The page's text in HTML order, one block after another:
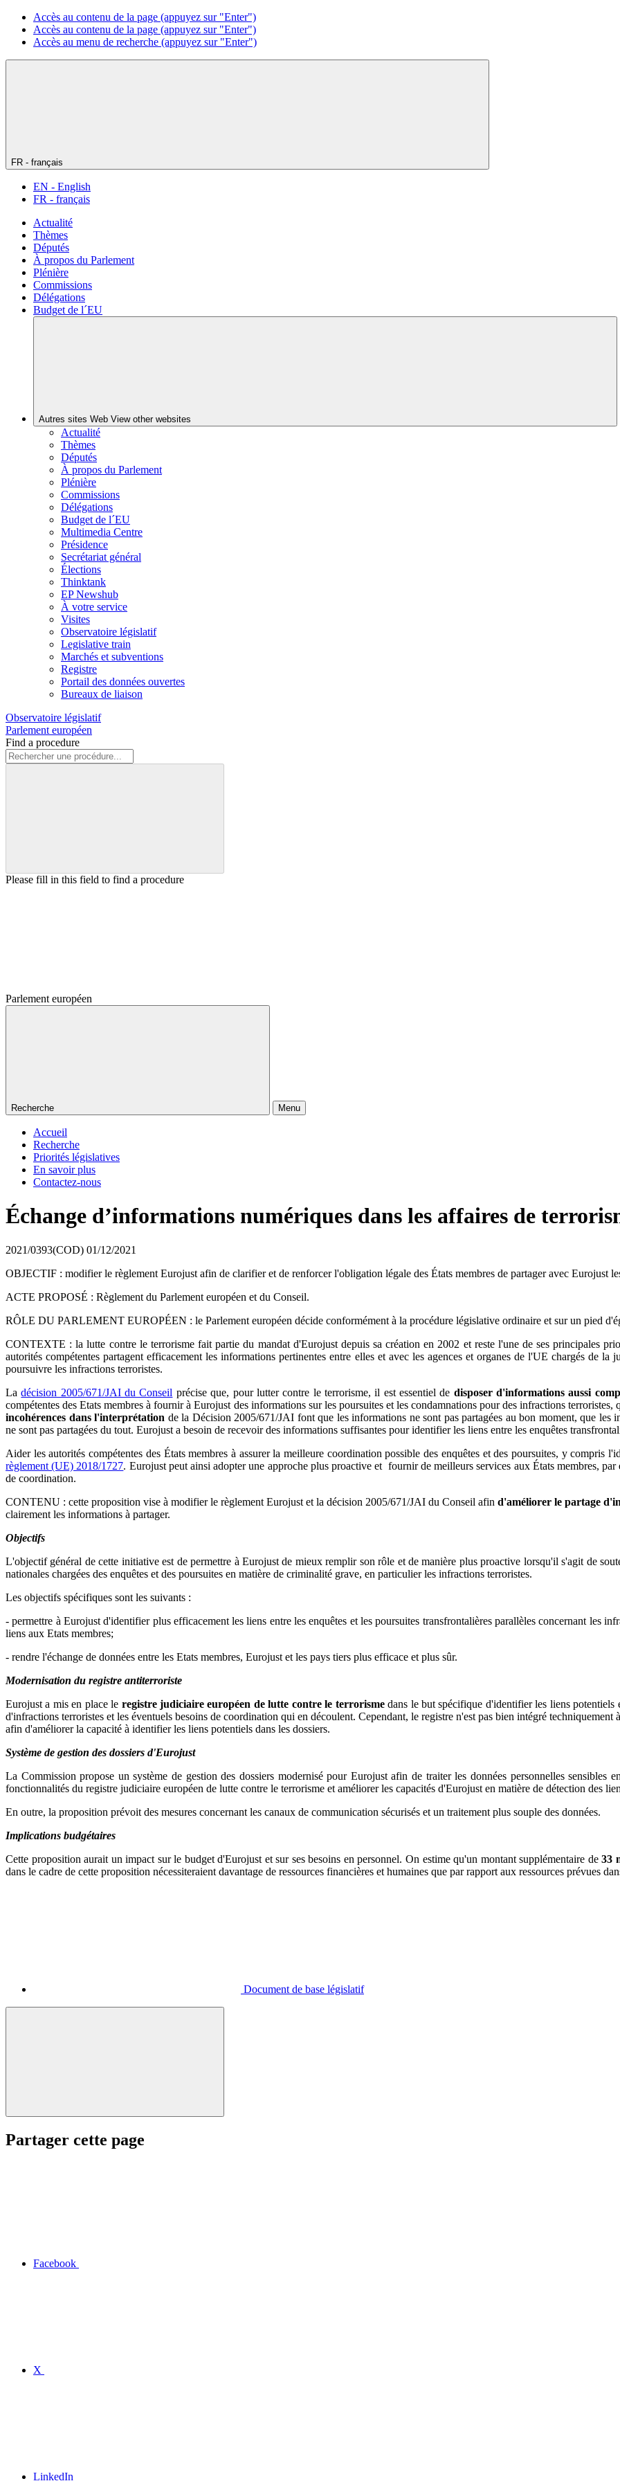
Accès au contenu de la page (appuyez sur "Enter")
Accès au contenu de la page (appuyez sur "Enter")
Accès au menu de recherche (appuyez sur "Enter")
FR - français
EN - English
FR - français
Actualité
Thèmes
Députés
À propos du Parlement
Plénière
Commissions
Délégations
Budget de l´EU
Autres sites Web View other websites
Actualité
Thèmes
Députés
À propos du Parlement
Plénière
Commissions
Délégations
Budget de l´EU
Multimedia Centre
Présidence
Secrétariat général
Élections
Thinktank
EP Newshub
À votre service
Visites
Observatoire législatif
Legislative train
Marchés et subventions
Registre
Portail des données ouvertes
Bureaux de liaison
Observatoire législatif
Parlement européen
Find a procedure
Please fill in this field to find a procedure
Parlement européen
Recherche Menu
Accueil
Recherche
Priorités législatives
En savoir plus
Contactez-nous
Échange d’informations numériques dans les affaires de
2021/0393(COD) 01/12/2021
OBJECTIF : modifier le règlement Eurojust afin de clarifier et de renforcer l'obligation légale des États membres de partager avec Eurojust
ACTE PROPOSÉ : Règlement du Parlement européen et du Conseil.
RÔLE DU PARLEMENT EUROPÉEN : le Parlement européen décide conformément à la procédure législative ordinaire et sur un pied
CONTEXTE : la lutte contre le terrorisme fait partie du mandat d'Eurojust depuis sa création en 2002 et reste l'une de ses principales
autorités compétentes partagent efficacement les informations pertinentes entre elles et avec les agences et organes de l'UE chargés de
poursuivre les infractions terroristes.
La décision 2005/671/JAI du Conseil précise que, pour lutter contre le terrorisme, il est essentiel de disposer d'informations aussi
compétentes des Etats membres à fournir à Eurojust des informations sur les poursuites et les condamnations pour des infractions
incohérences dans l'interprétation de la Décision 2005/671/JAI font que les informations ne sont pas partagées au bon moment, que les
ne sont pas partagées du tout. Eurojust a besoin de recevoir des informations suffisantes pour identifier les liens entre les enquêtes
Aider les autorités compétentes des États membres à assurer la meilleure coordination possible des enquêtes et des poursuites, y compris
règlement (UE) 2018/1727. Eurojust peut ainsi adopter une approche plus proactive et fournir de meilleurs services aux États membres,
de coordination.
CONTENU : cette proposition vise à modifier le règlement Eurojust et la décision 2005/671/JAI du Conseil afin d'améliorer le partage
clairement les informations à partager.
Objectifs
L'objectif général de cette initiative est de permettre à Eurojust de mieux remplir son rôle et de manière plus proactive lorsqu'il s'agit de
nationales chargées des enquêtes et des poursuites en matière de criminalité grave, en particulier les infractions terroristes.
Les objectifs spécifiques sont les suivants :
- permettre à Eurojust d'identifier plus efficacement les liens entre les enquêtes et les poursuites transfrontalières parallèles concernant les
liens aux Etats membres;
- rendre l'échange de données entre les Etats membres, Eurojust et les pays tiers plus efficace et plus sûr.
Modernisation du registre antiterroriste
Eurojust a mis en place le registre judiciaire européen de lutte contre le terrorismedans le but spécifique d'identifier les liens potentiels
d'infractions terroristes et les éventuels besoins de coordination qui en découlent. Cependant, le registre n'est pas bien intégré
afin d'améliorer la capacité à identifier les liens potentiels dans les dossiers.
Système de gestion des dossiers d'Eurojust
La Commission propose un système de gestion des dossiers modernisé pour Eurojust afin de traiter les données personnelles sensibles
fonctionnalités du registre judiciaire européen de lutte contre le terrorisme et améliorer les capacités d'Eurojust en matière de détection des
En outre, la proposition prévoit des mesures concernant les canaux de communication sécurisés et un traitement plus souple des données.
Implications budgétaires
Cette proposition aurait un impact sur le budget d'Eurojust et sur ses besoins en personnel. On estime qu'un montant supplémentaire de33
dans le cadre de cette proposition nécessiteraient davantage de ressources financières et humaines que par rapport aux ressources prévues
Document de base législatif
Partager cette page
Facebook
X
LinkedIn